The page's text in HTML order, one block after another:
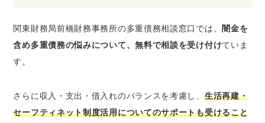
関東財務局前橋財務事務所の多重債務相談窓口では、闇金を
含め多重債務の悩みについて、無料で相談を受け付けていま
す。
さらに収入・支出・借入れのバランスを考慮し、 生活再建・
セーフティネット制度活用についてのサポートも受けること